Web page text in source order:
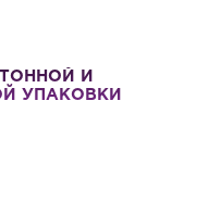
И
УПАКОВКИ